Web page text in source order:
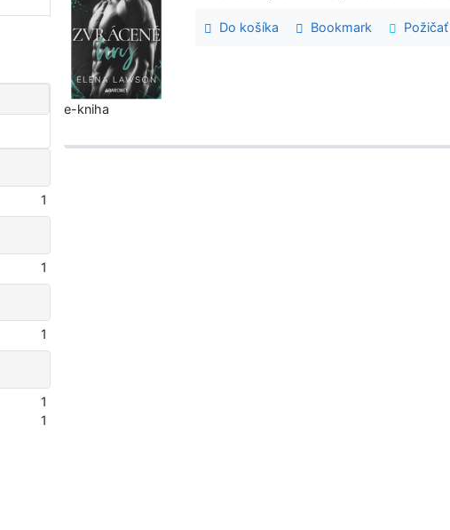
Do košíka Bookmark
e-kniha
1
1
1
1
1